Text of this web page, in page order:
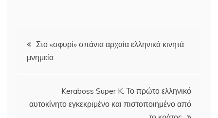
Πλοήγηση
άρθρων
Στο «σφυρί» σπάνια αρχαία ελληνικά κινητά
μνημεία
Keraboss Super K: Το πρώτο ελληνικό
αυτοκίνητο εγκεκριμένο και πιστοποιημένο από